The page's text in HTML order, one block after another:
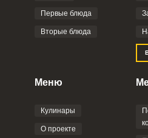
Фото до 4 шт, до 5 mb
Отправляя эту форму, вы
соглашением
Первые блюда
Вторые блюда
Меню
Кулинары
О проекте